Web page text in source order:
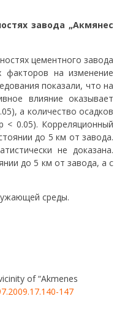
завода „Акмянес
цементного завода
факторов на изменение
показали, что на
влияние оказывает
а количество осадков
< 0.05). Корреляционный
до 5 км от завода.
не доказана.
до 5 км от завода, а с
среды.
of “Akmenes
147